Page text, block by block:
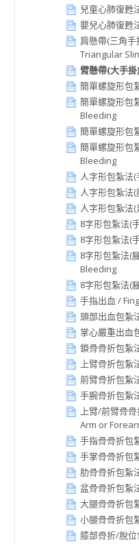
兒童心肺復甦
嬰兒心肺復甦
肩懸帶(三角
Triangular
臂懸帶(大手
簡單螺旋形包
簡單螺旋形包
Bleeding
簡單螺旋形包
簡單螺旋形包
Bleeding
人字形包紮法
人字形包紮法
人字形包紮法
8字形包紮法(
8字形包紮法(
8字形包紮法(
Bleeding
8字形包紮法(
手指出血 /
頭部出血包紮
掌心嚴重出血
鎖骨骨折包紮
上臂骨折包
前臂骨折包紮
手腕骨折包紮
上臂/前臂骨
Arm or
手指骨骨折包
手掌骨骨折包
肋骨骨折包紮
盆骨骨折包紮
大腿骨骨折包
小腿骨骨折包
膝部骨折/脫